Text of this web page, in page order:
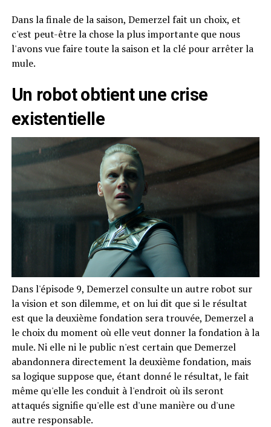
Dans la finale de la saison, Demerzel fait un choix, et
c'est peut-être la chose la plus importante que nous
l'avons vue faire toute la saison et la clé pour arrêter la
mule.
Un robot obtient une crise
existentielle
Dans l'épisode 9, Demerzel consulte un autre robot sur
la vision et son dilemme, et on lui dit que si le résultat
est que la deuxième fondation sera trouvée, Demerzel a
le choix du moment où elle veut donner la fondation à la
mule. Ni elle ni le public n'est certain que Demerzel
abandonnera directement la deuxième fondation, mais
sa logique suppose que, étant donné le résultat, le fait
même qu'elle les conduit à l'endroit où ils seront
attaqués signifie qu'elle est d'une manière ou d'une
autre responsable.